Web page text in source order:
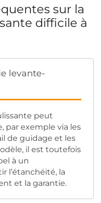
sur la
difficile à
levante-
peut
par exemple via les
de guidage et les
il est toutefois
à un
l’étanchéité, la
et la garantie.